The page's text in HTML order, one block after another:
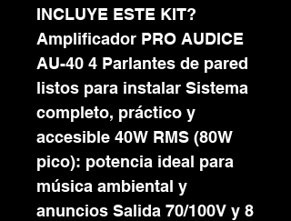
INCLUYE ESTE KIT?
Amplificador PRO AUDICE
AU-40 4 Parlantes de pared
listos para instalar Sistema
completo, práctico y
accesible 40W RMS (80W
pico): potencia ideal para
música ambiental y
anuncios Salida 70/100V y 8